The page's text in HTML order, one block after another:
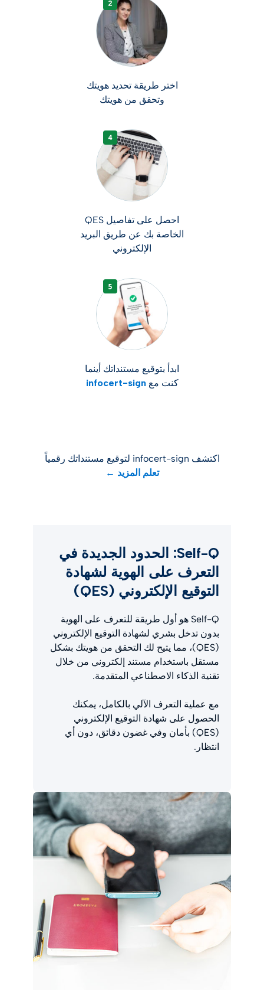
اختر طريقة تحديد هويتك
وتحقق من هويتك
احصل على تفاصيل QES
الخاصة بك عن طريق البريد
الإلكتروني
ابدأ بتوقيع مستنداتك أينما
كنت معinfocert-sign
اكتشف infocert-sign لتوقيع مستنداتك رقمياً
تعلم المزيد ←
Self-Q: الحدود الجديدة في
التعرف على الهوية لشهادة
التوقيع الإلكتروني (QES)
Self-Q هو أول طريقة للتعرف على الهوية
بدون تدخل بشري لشهادة التوقيع الإلكتروني
(QES)، مما يتيح لك التحقق من هويتك بشكل
مستقل باستخدام مستند إلكتروني من خلال
تقنية الذكاء الاصطناعي المتقدمة.
مع عملية التعرف الآلي بالكامل، يمكنك
الحصول على شهادة التوقيع الإلكتروني
(QES) بأمان وفي غضون دقائق، دون أي
انتظار.